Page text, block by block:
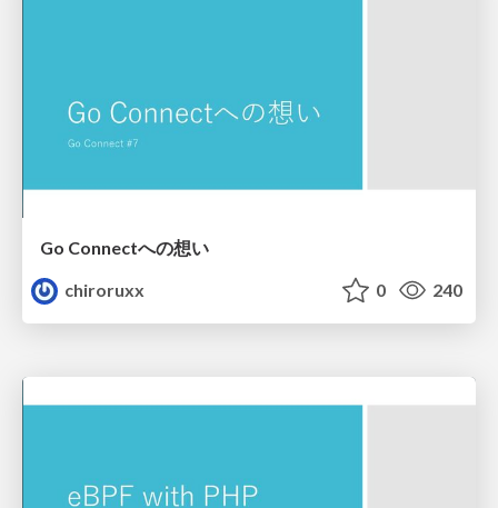
Go Connectへの想い
chiroruxx
0 240